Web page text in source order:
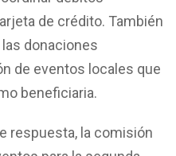
de crédito. También
donaciones
de eventos locales que
beneficiaria.
respuesta, la comisión